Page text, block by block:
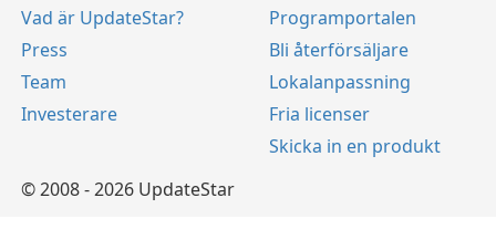
Vad är UpdateStar?
Press
Team
Investerare
Programportalen
Bli återförsäljare
Lokalanpassning
Fria licenser
Skicka in en produkt
© 2008 - 2026 UpdateStar